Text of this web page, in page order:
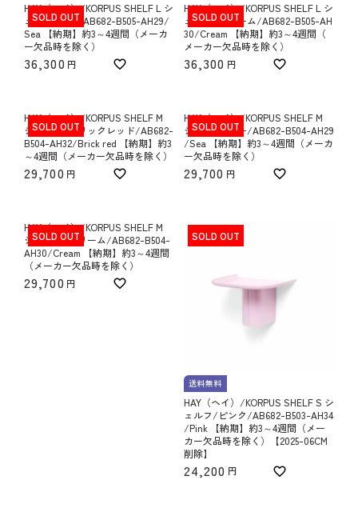
SOLD OUT
HAY（ヘイ）/KORPUS SHELF L シ
ェルフ/シー/AB682-B505-AH29/
Sea 【納期】約3～4週間（メーカ
ー欠品時を除く）
36,300
SOLD OUT
HAY（ヘイ）/KORPUS SHELF L シ
ェルフ/クリーム/AB682-B505-AH
30/Cream 【納期】約3～4週間（
メーカー欠品時を除く）
36,300
SOLD OUT
HAY（ヘイ）/KORPUS SHELF M
シェルフ/ブリックレッド/AB682-
B504-AH32/Brick red 【納期】約3
～4週間（メーカー欠品時を除く）
29,700
SOLD OUT
HAY（ヘイ）/KORPUS SHELF M
シェルフ/シー/AB682-B504-AH29
/Sea 【納期】約3～4週間（メーカ
ー欠品時を除く）
29,700
SOLD OUT
HAY（ヘイ）/KORPUS SHELF M
シェルフ/クリーム/AB682-B504-
AH30/Cream 【納期】約3～4週間
（メーカー欠品時を除く）
29,700
SOLD OUT
送料無料
HAY（ヘイ）/KORPUS SHELF S シ
ェルフ/ピンク/AB682-B503-AH34
/Pink 【納期】約3～4週間（メー
カー欠品時を除く）【2025-06CM
削除】
24,200